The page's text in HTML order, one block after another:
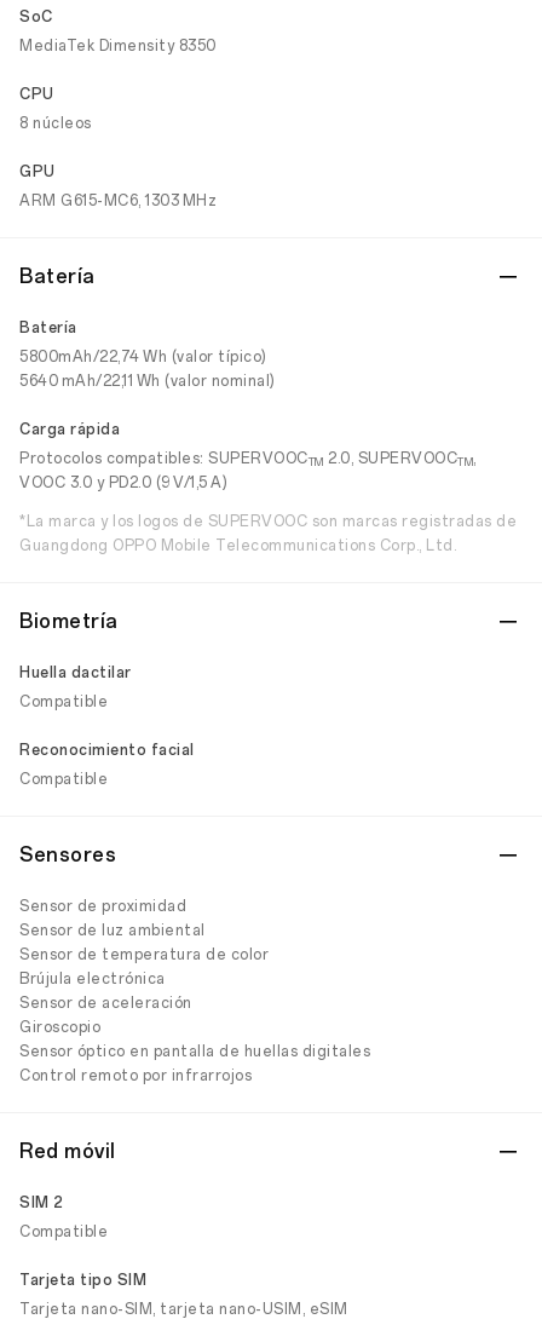
SoC
MediaTek Dimensity 8350
CPU
8 núcleos
GPU
ARM G615-MC6, 1303 MHz
Batería
Batería
5800mAh/22,74 Wh (valor típico)
5640 mAh/22,11 Wh (valor nominal)
Carga rápida
Protocolos compatibles: SUPERVOOCTM 2.0, SUPERVOOCTM,
VOOC 3.0 y PD2.0 (9 V/1,5 A)
*La marca y los logos de SUPERVOOC son marcas registradas de
Guangdong OPPO Mobile Telecommunications Corp., Ltd.
Biometría
Huella dactilar
Compatible
Reconocimiento facial
Compatible
Sensores
Sensor de proximidad
Sensor de luz ambiental
Sensor de temperatura de color
Brújula electrónica
Sensor de aceleración
Giroscopio
Sensor óptico en pantalla de huellas digitales
Control remoto por infrarrojos
Red móvil
SIM 2
Compatible
Tarjeta tipo SIM
Tarjeta nano-SIM, tarjeta nano-USIM, eSIM